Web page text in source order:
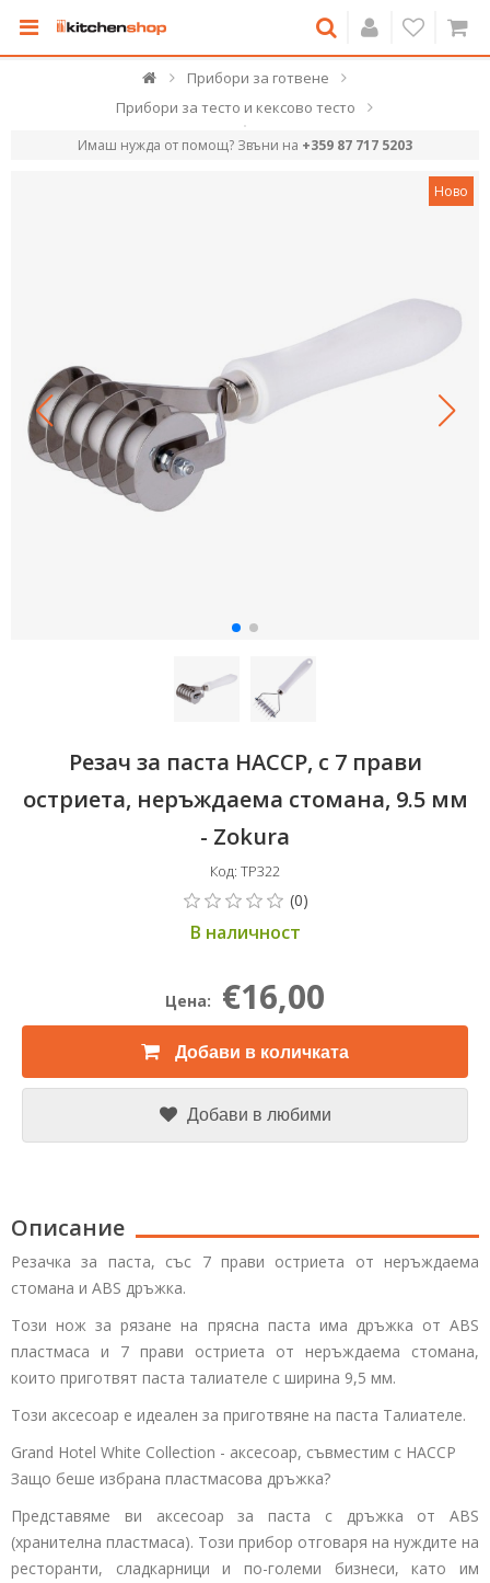
Прибори за готвене
Прибори за тесто и кексово тесто
Имаш нужда от помощ? Звъни на +359 87 717 5203
Ново
Резач за паста HACCP, с 7 прави
остриета, неръждаема стомана, 9.5 мм
- Zokura
Код: TP322
В наличност
Цена: €16,00
Добави в количката
Добави в любими
Описание
Резачка за паста, със 7 прави остриета от неръждаема
стомана и ABS дръжка.
Този нож за рязане на прясна паста има дръжка от ABS
пластмаса и 7 прави остриета от неръждаема стомана,
които приготвят паста талиателе с ширина 9,5 мм.
Този аксесоар е идеален за приготвяне на паста Талиателе.
Grand Hotel White Collection - аксесоар, съвместим с HACCP
Защо беше избрана пластмасова дръжка?
Представяме ви аксесоар за паста с дръжка от ABS
(хранителна пластмаса). Този прибор отговаря на нуждите на
ресторанти, сладкарници и по-големи бизнеси, като им